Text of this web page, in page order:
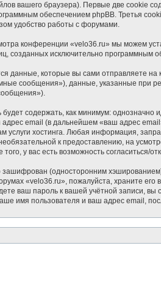
вашего браузера). Первые две cookie
обеспечением phpBB. Третья
удобство работы с форумами.
конференции «velo36.ru» мы можем
созданных исключительно программным
данные, которые вы сами отправляете
сообщения»), данные, указанные при
будет содержать, как минимум:
email (в дальнейшем «ваш адрес
услуги хостинга. Любая информация,
к предоставлению, на
у вас есть возможность согласиться/
(односторонним
«velo36.ru», пожалуйста, храните
ваш пароль к вашей учётной записи,
имя пользователя и ваш адрес email,